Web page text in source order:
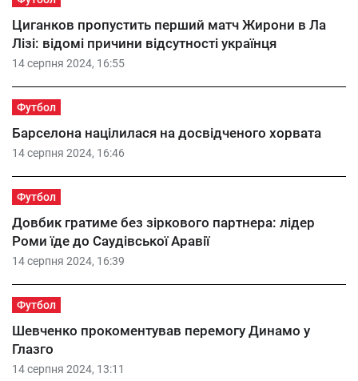
14 серпня 2024, 16:55
Циганков пропустить перший матч Жирони в Ла
Лізі: відомі причини відсутності українця
Футбол
14 серпня 2024, 16:46
Барселона націлилася на досвідченого хорвата
Футбол
14 серпня 2024, 16:39
Довбик гратиме без зіркового партнера: лідер
Роми їде до Саудівської Аравії
Футбол
14 серпня 2024, 13:11
Шевченко прокоментував перемогу Динамо у
Глазго